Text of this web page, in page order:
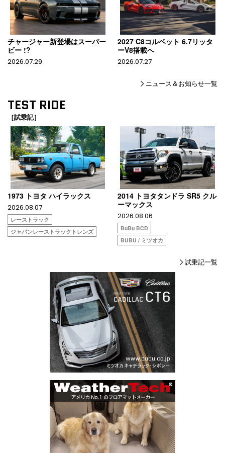
チャージャー新登場はスーパー
ビー !?
2026.07.29
2027 C8コルベット 6.7リッタ
ーV8搭載へ
2026.07.27
ニュース＆お知らせ一覧
TEST RIDE
［試乗記］
1973 トヨタ ハイラックス
2026.08.07
レーストラック
ジャパンレーストラックトレンズ
2014 トヨタタンドラ SR5 クル
ーマックス
2026.08.06
BuBu BCD
BUBU / ミツオカ
試乗記一覧